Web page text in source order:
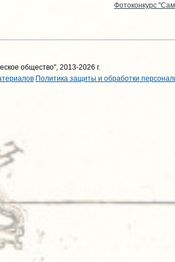
Фотоконкурс
общество", 2013-2026 г.
Политика защиты и обработки